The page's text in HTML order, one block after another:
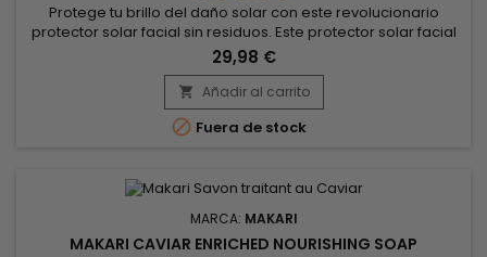
Protege tu brillo del daño solar con este revolucionario
protector solar facial sin residuos. Este protector solar facial
SPF-46 de amplio espectro ayuda a proteger la piel de los
dañinos rayos UVB y UVA que pueden causar líneas y
arrugas prematuras.Se recomienda para todo tipo de piel.
SPF-46 de amplio espectro. Calma y protege la piel. Fórmula
ligera...
29,98 €
 Añadir al carrito
 Fuera de stock
MARCA: MAKARI
MAKARI CAVIAR ENRICHED NOURISHING SOAP